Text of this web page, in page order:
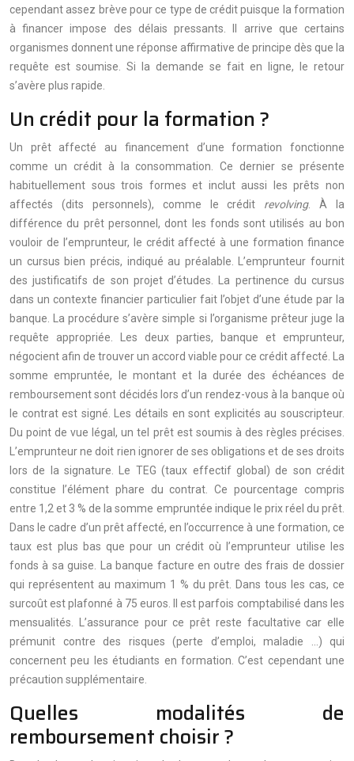
cependant assez brève pour ce type de crédit puisque la formation
à financer impose des délais pressants. Il arrive que certains
organismes donnent une réponse affirmative de principe dès que la
requête est soumise. Si la demande se fait en ligne, le retour
s’avère plus rapide.
Un crédit pour la formation ?
Un prêt affecté au financement d’une formation fonctionne
comme un crédit à la consommation. Ce dernier se présente
habituellement sous trois formes et inclut aussi les prêts non
affectés (dits personnels), comme le crédit revolving. À la
différence du prêt personnel, dont les fonds sont utilisés au bon
vouloir de l’emprunteur, le crédit affecté à une formation finance
un cursus bien précis, indiqué au préalable. L’emprunteur fournit
des justificatifs de son projet d’études. La pertinence du cursus
dans un contexte financier particulier fait l’objet d’une étude par la
banque. La procédure s’avère simple si l’organisme prêteur juge la
requête appropriée. Les deux parties, banque et emprunteur,
négocient afin de trouver un accord viable pour ce crédit affecté. La
somme empruntée, le montant et la durée des échéances de
remboursement sont décidés lors d’un rendez-vous à la banque où
le contrat est signé. Les détails en sont explicités au souscripteur.
Du point de vue légal, un tel prêt est soumis à des règles précises.
L’emprunteur ne doit rien ignorer de ses obligations et de ses droits
lors de la signature. Le TEG (taux effectif global) de son crédit
constitue l’élément phare du contrat. Ce pourcentage compris
entre 1,2 et 3 % de la somme empruntée indique le prix réel du prêt.
Dans le cadre d’un prêt affecté, en l’occurrence à une formation, ce
taux est plus bas que pour un crédit où l’emprunteur utilise les
fonds à sa guise. La banque facture en outre des frais de dossier
qui représentent au maximum 1 % du prêt. Dans tous les cas, ce
surcoût est plafonné à 75 euros. Il est parfois comptabilisé dans les
mensualités. L’assurance pour ce prêt reste facultative car elle
prémunit contre des risques (perte d’emploi, maladie …) qui
concernent peu les étudiants en formation. C’est cependant une
précaution supplémentaire.
Quelles modalités de
remboursement choisir ?